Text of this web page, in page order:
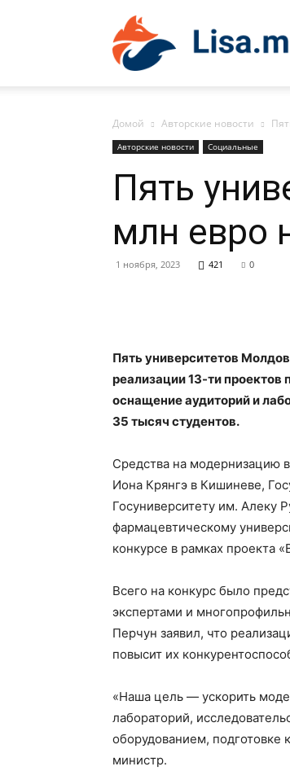
Домой Авторские новости
Авторские новости Социальные
Пять
млн евро
1 ноября, 2023 421 0
Пять университетов
реализации 13-ти проектов
оснащение аудиторий и
35 тысяч студентов.
Средства на модернизацию
Иона Крянгэ в Кишиневе,
Госуниверситету им. Алеку
фармацевтическому
конкурсе в рамках проекта
Всего на конкурс было
экспертами и
Перчун заявил, что
повысит их
«Наша цель — ускорить
лабораторий,
оборудованием,
министр.